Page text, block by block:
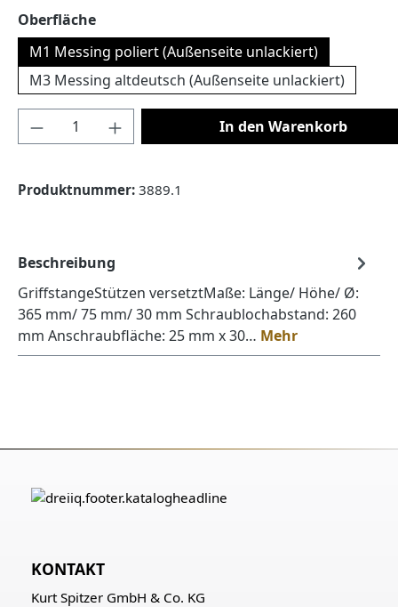
Oberflächeauswählen
M1 Messing poliert (Außenseite unlackiert)
M3 Messing altdeutsch (Außenseite unlackiert)
Produkt Anzahl: Gib den gewünschten
In den Warenkorb
Produktnummer: 3889.1
Beschreibung
GriffstangeStützen versetztMaße: Länge/ Höhe/ Ø:
365 mm/ 75 mm/ 30 mm Schraublochabstand: 260
mm Anschraubfläche: 25 mm x 30… Mehr
KONTAKT
Kurt Spitzer GmbH & Co. KG